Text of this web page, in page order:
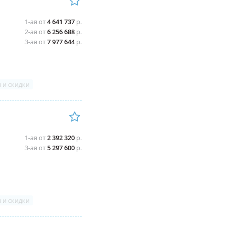
1-ая от4 641 737 р.
2-ая от6 256 688 р.
3-ая от7 977 644р.
скидки
1-ая от2 392 320 р.
3-ая от5 297 600 р.
скидки